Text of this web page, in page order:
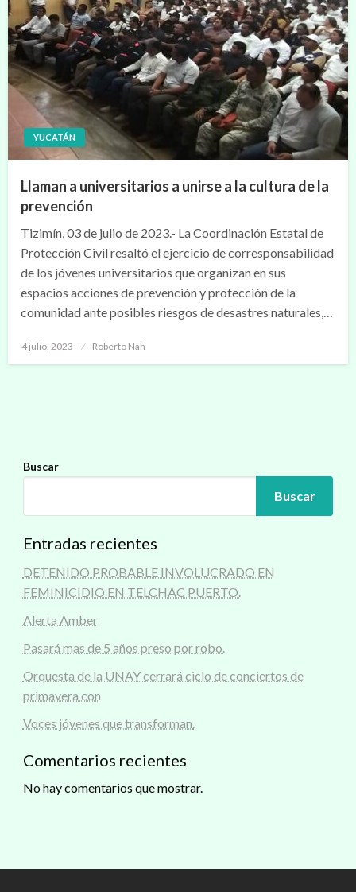
YUCATÁN
Llaman a universitarios a unirse a la cultura de la
prevención
Tizimín, 03 de julio de 2023.- La Coordinación Estatal de
Protección Civil resaltó el ejercicio de corresponsabilidad
de los jóvenes universitarios que organizan en sus
espacios acciones de prevención y protección de la
comunidad ante posibles riesgos de desastres naturales,…
Publicado
4 julio, 2023 Roberto Nah
Buscar
Buscar
Entradas recientes
DETENIDO PROBABLE INVOLUCRADO EN
FEMINICIDIO EN TELCHAC PUERTO.
Alerta Amber
Pasará mas de 5 años preso por robo.
Orquesta de la UNAY cerrará ciclo de conciertos de
primavera con
Voces jóvenes que transforman.
Comentarios recientes
No hay comentarios que mostrar.